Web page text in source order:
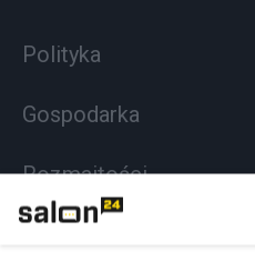
Polityka
Gospodarka
Rozmaitości